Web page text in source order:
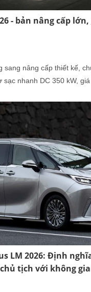
- bản nâng cấp
sang nâng cấp thiết kế,
sạc nhanh DC 350 kW,
LM 2026: Định
tịch với không